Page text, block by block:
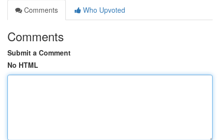
Comments
Who Upvoted
Comments
Submit a Comment
No HTML